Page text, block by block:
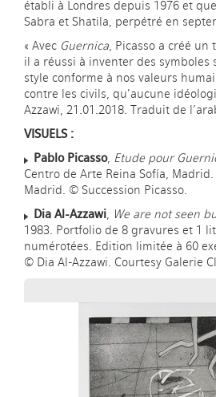
établi à Londres depuis 1976 et
Sabra et Shatila, perpétré en
« Avec Guernica, Picasso a créé
il a réussi à inventer des
style conforme à nos valeurs
contre les civils, qu’aucune
Azzawi, 21.01.2018. Traduit de
VISUELS :
Pablo Picasso, Etude pour
Centro de Arte Reina Sofía,
Madrid. © Succession Picasso.
Dia Al-Azzawi, We are not seen
1983. Portfolio de 8 gravures et 1
numérotées. Edition limitée à 60
© Dia Al-Azzawi. Courtesy Galerie